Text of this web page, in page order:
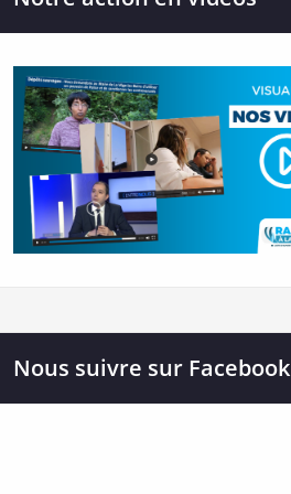
Nous suivre sur Facebook